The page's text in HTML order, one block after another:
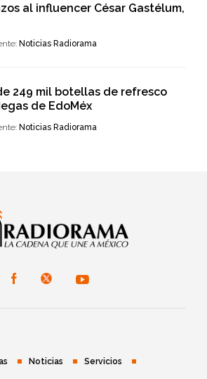
al influencer César Gastélum,
Noticias Radiorama
249 mil botellas de refresco
de EdoMéx
Noticias Radiorama
Noticias Servicios